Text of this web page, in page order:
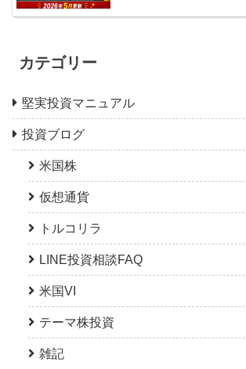
カテゴリー
堅実投資マニュアル
投資ブログ
米国株
仮想通貨
トルコリラ
LINE投資相談FAQ
米国VI
テーマ株投資
雑記